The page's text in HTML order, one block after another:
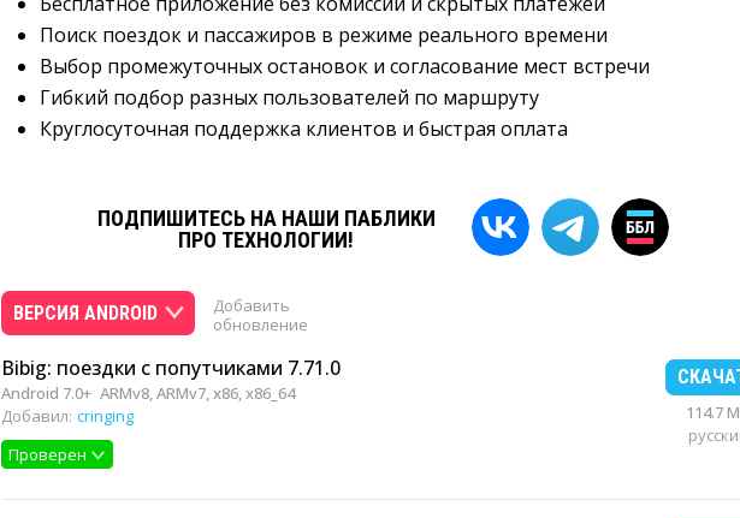
Поиск поездок и пассажиров в режиме реального времени
Выбор промежуточных остановок и согласование мест встречи
Гибкий подбор разных пользователей по маршруту
Круглосуточная поддержка клиентов и быстрая оплата
ПОДПИШИТЕСЬ НА НАШИ ПАБЛИКИ
ПРО ТЕХНОЛОГИИ!
ВЕРСИЯ ANDROID
Добавить
обновление
Bibig: поездки с попутчиками 7.71.0
Android 7.0+ ARMv8, ARMv7, x86, x86_64
Добавил: cringing
Проверен
114.7